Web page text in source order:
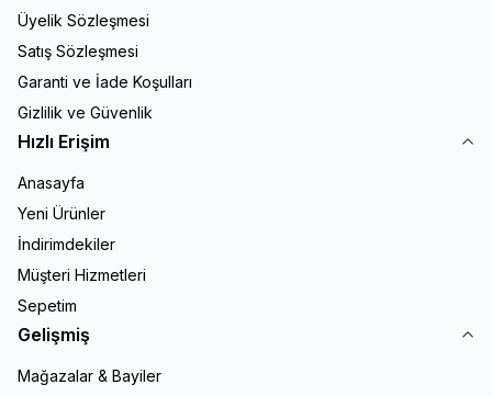
Üyelik Sözleşmesi
Satış Sözleşmesi
Garanti ve İade Koşulları
Gizlilik ve Güvenlik
Hızlı Erişim
Anasayfa
Yeni Ürünler
İndirimdekiler
Müşteri Hizmetleri
Sepetim
Gelişmiş
Mağazalar & Bayiler